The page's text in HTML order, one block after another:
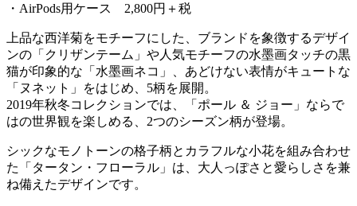
・AirPods用ケース 2,800円＋税
上品な西洋菊をモチーフにした、ブランドを象徴するデザイ
ンの「クリザンテーム」や人気モチーフの水墨画タッチの黒
猫が印象的な「水墨画ネコ」、あどけない表情がキュートな
「ヌネット」をはじめ、5柄を展開。
2019年秋冬コレクションでは、「ポール ＆ ジョー」ならで
はの世界観を楽しめる、2つのシーズン柄が登場。
シックなモノトーンの格子柄とカラフルな小花を組み合わせ
た「タータン・フローラル」は、大人っぽさと愛らしさを兼
ね備えたデザインです。